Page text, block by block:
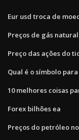
Eur usd troca de
Preços de gás
Preço das ações do
Qual é o símbolo
10 melhores coisas
Forex bilhões ea
Preços do petróleo